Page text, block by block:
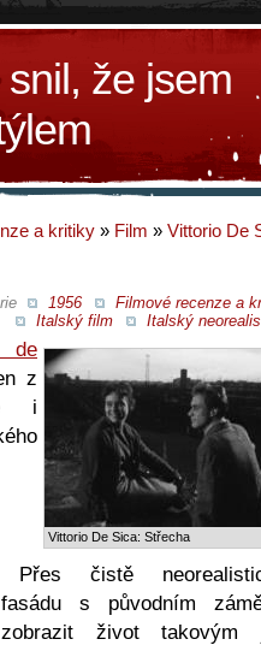
že jsem
a kritiky » Film » Vittorio De
1956
Filmové recenze a
Italský film
Italský
Vittorio De Sica: Střecha
de
z
i
Přes čistě
fasádu s původním
zobrazit život takovým